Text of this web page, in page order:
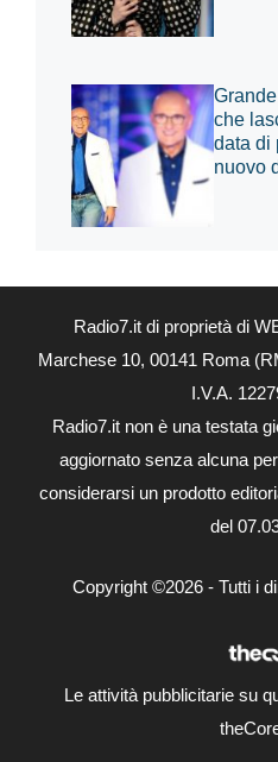
che
data di
nuovo
Radio7.it di proprietà di
Marchese 10, 00141 Roma
I.V.A.
Radio7.it non è una testata
aggiornato senza alcuna
considerarsi un prodotto
del
Copyright ©2026 - Tutti i
Le attività pubblicitarie su